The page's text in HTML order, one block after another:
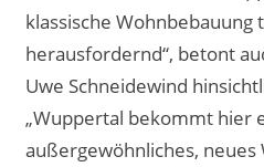
klassische Wohnbebauung
herausfordernd“, betont
Uwe Schneidewind
„Wuppertal bekommt hier
außergewöhnliches,